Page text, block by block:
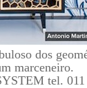
dos
marceneiro.
tel.